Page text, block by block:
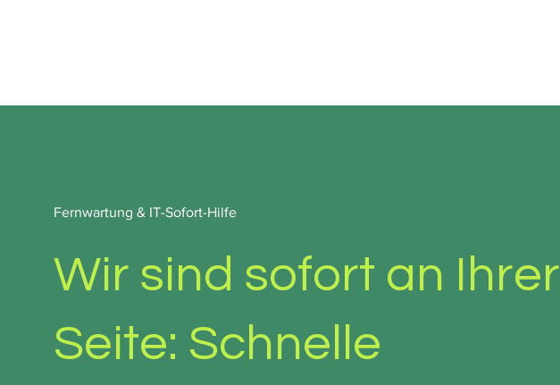
Fernwartung & IT-Sofort-Hilfe
Wir sind sofort an Ihrer
Seite: Schnelle